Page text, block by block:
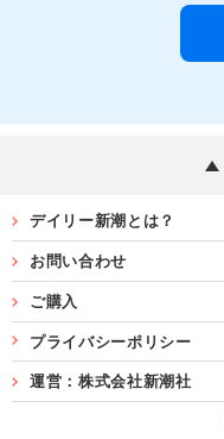
デイリー新潮とは？
お問い合わせ
ご購入
プライバシーポリシー
運営：株式会社新潮社